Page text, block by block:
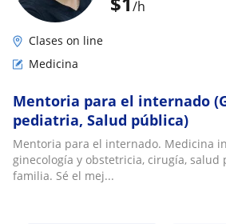
/h
Clases on line
Medicina
Mentoria para el internado
pediatria, Salud pública)
Mentoria para el internado. Medicina
ginecología y obstetricia, cirugía, salud
familia. Sé el mej...